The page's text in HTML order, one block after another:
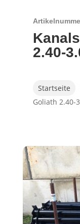
2.40-
Startseite
Goliath 2.40-